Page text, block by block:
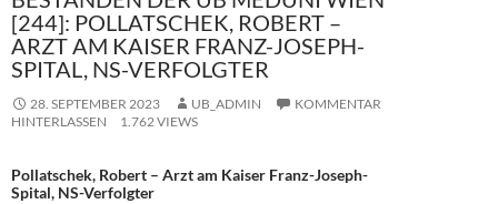
[244]: POLLATSCHEK, ROBERT –
ARZT AM KAISER FRANZ-JOSEPH-
SPITAL, NS-VERFOLGTER
28. SEPTEMBER 2023 UB_ADMIN
KOMMENTAR
HINTERLASSEN
1.762 VIEWS
Pollatschek, Robert – Arzt am Kaiser Franz-Joseph-
Spital, NS-Verfolgter